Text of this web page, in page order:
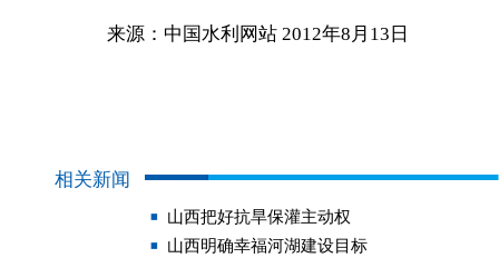
来源：中国水利网站 2012年8月13日
相关新闻
山西把好抗旱保灌主动权
山西明确幸福河湖建设目标